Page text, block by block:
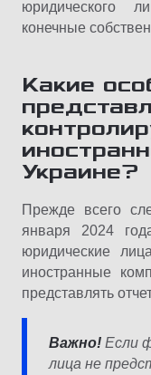
юридического
конечные
Какие
Украине?
Прежде всего
января 2024
юридические
иностранные
представлять
Важно! Если
лица не